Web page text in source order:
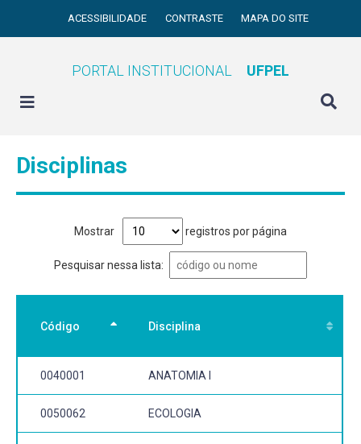
ACESSIBILIDADE CONTRASTE MAPA DO SITE
PORTAL INSTITUCIONAL UFPEL
Disciplinas
Mostrar registros por página
Pesquisar nessa lista:
Código Disciplina
0040001 ANATOMIA I
0050062 ECOLOGIA